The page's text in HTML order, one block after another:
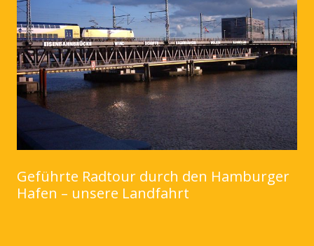
Geführte Radtour durch den Hamburger
Hafen – unsere Landfahrt